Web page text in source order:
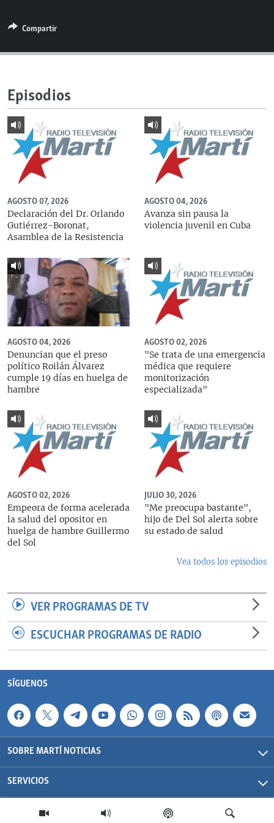
ESPECIALES
ESPECIALES
SER VIEJO EN CUBA
KENTU-CUBANO
LOS SANTOS DE HIALEAH
DESINFORMACIÓN RUSA EN AMÉRICA LATINA
LA INVASIÓN DE RUSIA A UCRANIA
MULTIMEDIA
SÍGUENOS
Compartir
Episodios
AGOSTO 07, 2026
Declaración del Dr. Orlando
Gutiérrez-Boronat,
Asamblea de la Resistencia
AGOSTO 04, 2026
Avanza sin pausa la
violencia juvenil en Cuba
AGOSTO 04, 2026
Denuncian que el preso
político Roilán Álvarez
cumple 19 días en huelga de
hambre
AGOSTO 02, 2026
"Se trata de una emergencia
médica que requiere
monitorización
especializada"
AGOSTO 02, 2026
Empeora de forma acelerada
la salud del opositor en
huelga de hambre Guillermo
del Sol
JULIO 30, 2026
"Me preocupa bastante",
hijo de Del Sol alerta sobre
su estado de salud
Vea todos los episodios
VER PROGRAMAS DE TV
ESCUCHAR PROGRAMAS DE RADIO
SÍGUENOS
SOBRE MARTÍ NOTICIAS
SERVICIOS
Martí Noticias| 2026 | OCB | Todos los derechos reservados.